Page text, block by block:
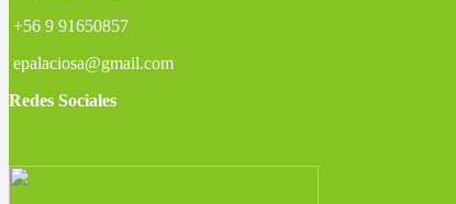
+56 9 91650857
epalaciosa@gmail.com
Redes Sociales